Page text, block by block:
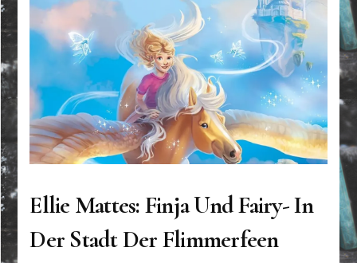
Ellie Mattes: Finja Und Fairy- In
Der Stadt Der Flimmerfeen